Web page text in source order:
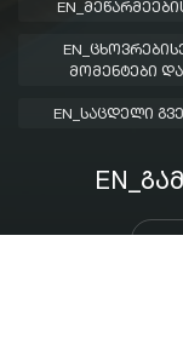
ᲛᲝᲛᲔᲜᲢᲔᲑᲘ
EN_ᲡᲐᲪᲓᲔᲚᲘ